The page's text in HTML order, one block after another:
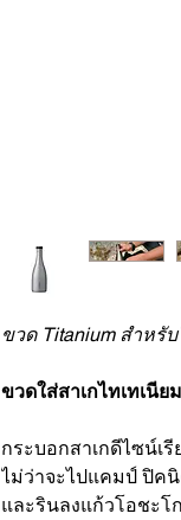
ขวด Titanium สำหรั
ขวดใส่สาเกไทเทเนี
กระบอกสาเกดีไซน์เ
ไม่ว่าจะไปแคมป์ ปิค
และรินลงแก้วโอชะโ